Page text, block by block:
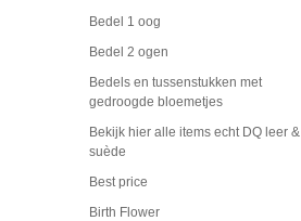
Bedel 1 oog
Bedel 2 ogen
Bedels en tussenstukken met
gedroogde bloemetjes
Bekijk hier alle items echt DQ leer &
suède
Best price
Birth Flower